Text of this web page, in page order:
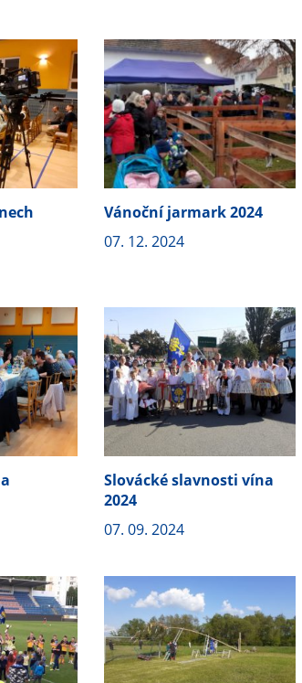
Vánoční jarmark 2024
07. 12. 2024
Slovácké slavnosti vína
2024
07. 09. 2024